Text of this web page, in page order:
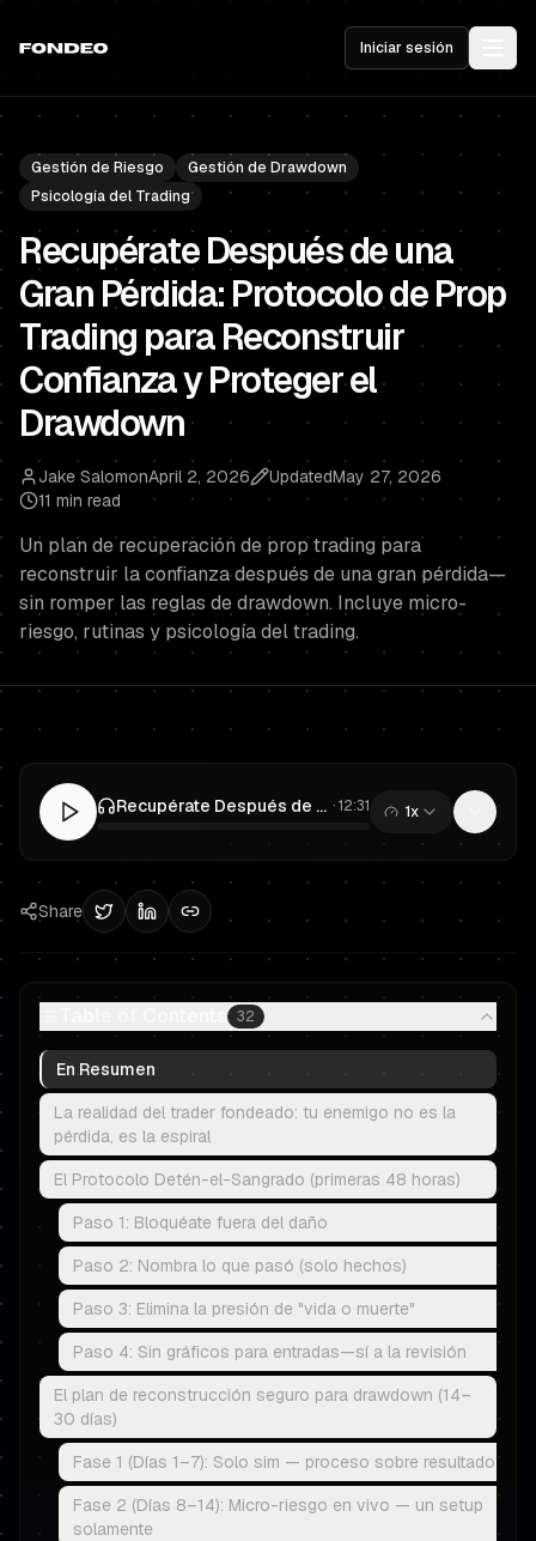
Iniciar sesión
Gestión de Riesgo
Gestión de Drawdown
Psicología del Trading
Recupérate Después de una
Gran Pérdida: Protocolo de Prop
Trading para Reconstruir
Confianza y Proteger el
Drawdown
Jake SalomonApril 2, 2026 UpdatedMay 27, 2026
11 min read
Un plan de recuperación de prop trading para
reconstruir la confianza después de una gran pérdida—
sin romper las reglas de drawdown. Incluye micro-
riesgo, rutinas y psicología del trading.
Recupérate Después de una Gran Pérdida: Protocolo de Prop Trading para Reconstruir Confianza y Proteger el Drawdown ·12:31 1x
Share
32
En Resumen
La realidad del trader fondeado: tu enemigo no es la
pérdida, es la espiral
El Protocolo Detén-el-Sangrado (primeras 48 horas)
Paso 1: Bloquéate fuera del daño
Paso 2: Nombra lo que pasó (solo hechos)
Paso 3: Elimina la presión de "vida o muerte"
Paso 4: Sin gráficos para entradas—sí a la revisión
El plan de reconstrucción seguro para drawdown (14–
30 días)
Fase 1 (Días 1–7): Solo sim — proceso sobre resultado
Fase 2 (Días 8–14): Micro-riesgo en vivo — un setup
solamente